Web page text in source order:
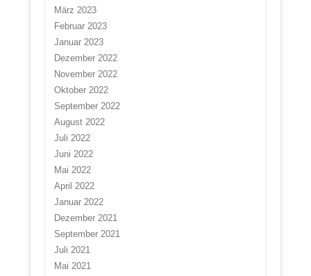
März 2023
Februar 2023
Januar 2023
Dezember 2022
November 2022
Oktober 2022
September 2022
August 2022
Juli 2022
Juni 2022
Mai 2022
April 2022
Januar 2022
Dezember 2021
September 2021
Juli 2021
Mai 2021